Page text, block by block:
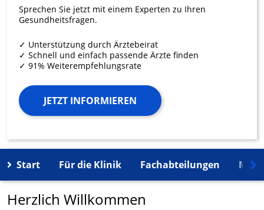
Sprechen Sie jetzt mit einem Experten zu Ihren
Gesundheitsfragen.
✓ Unterstützung durch Ärztebeirat
✓ Schnell und einfach passende Ärzte finden
✓ 91% Weiterempfehlungsrate
JETZT INFORMIEREN
Start Für die Klinik Fachabteilungen
Herzlich Willkommen